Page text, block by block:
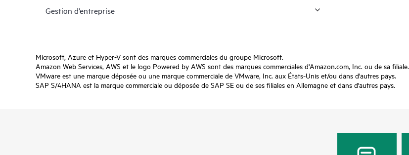
Gestion d’entreprise
Microsoft, Azure et Hyper-V sont des marques commerciales du groupe Microsoft.
Amazon Web Services, AWS et le logo Powered by AWS sont des marques commerciales d'Amazon.com, Inc. ou de sa filiale.
VMware est une marque déposée ou une marque commerciale de VMware, Inc. aux États-Unis et/ou dans d'autres pays.
SAP S/4HANA est la marque commerciale ou déposée de SAP SE ou de ses filiales en Allemagne et dans d'autres pays.